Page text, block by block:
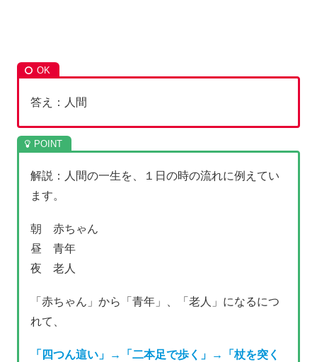
答え：人間
解説：人間の一生を、１日の時の流れに例えてい
ます。
朝 赤ちゃん
昼 青年
夜 老人
「赤ちゃん」から「青年」、「老人」になるにつ
れて、
「四つん這い」→「二本足で歩く」→「杖を突く